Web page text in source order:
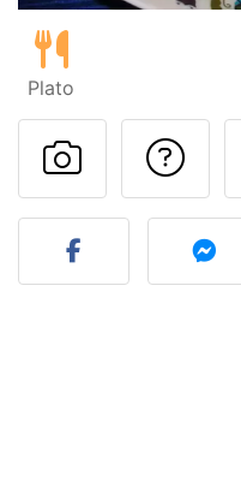
Plato
Publicar